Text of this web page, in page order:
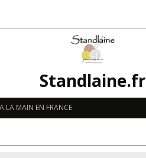
Standlaine.fr
LA MAIN EN FRANCE